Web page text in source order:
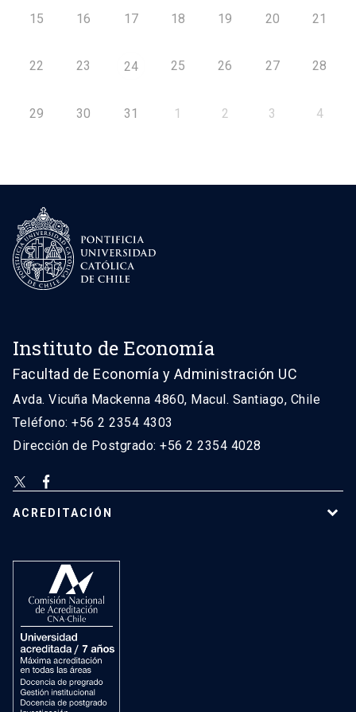
15 16 17 18 19 20 21
22 23 24 25 26 27 28
29 30 31 1 2 3 4
Instituto de Economía
Facultad de Economía y Administración UC
Avda. Vicuña Mackenna 4860, Macul. Santiago, Chile
Teléfono: +56 2 2354 4303
Dirección de Postgrado: +56 2 2354 4028
ACREDITACIÓN